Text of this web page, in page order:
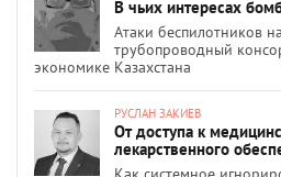
В чьих интересах
Атаки беспилотников
трубопроводный
экономике Казахстана
РУСЛАН ЗАКИЕВ
От доступа к
лекарственного